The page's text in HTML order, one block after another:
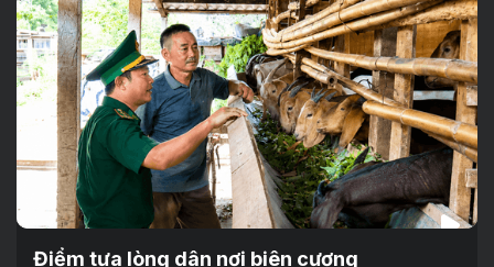
Điểm tựa lòng dân nơi biên cương